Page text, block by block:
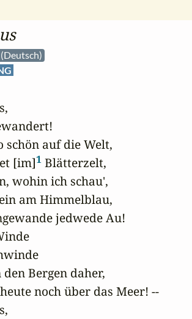
schön auf die Welt,
[im]1 Blätterzelt,
wohin ich schau',
am Himmelblau,
jedwede Au!
Bergen daher,
noch über das Meer! --